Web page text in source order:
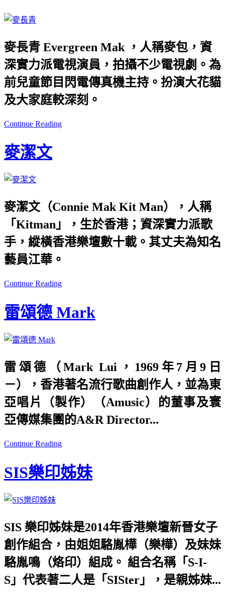
麥長青 Evergreen Mak ，人稱麥包，資
深實力派電視演員，拍攝不少電視劇。為
前兒童節目閃電傳真機主持。扮演大花貓
及大家庭較深刻。
Continue Reading
麥潔文
麥潔文（Connie Mak Kit Man），人稱
「Kitman」，生於香港；資深實力派歌
手，縱橫香港樂壇數十載。其丈夫為知名
藝員江華。
Continue Reading
雷頌德 Mark
雷頌德（Mark Lui，1969年7月9日
－），香港著名流行歌曲創作人，並為東
亞唱片（製作）（Amusic）的董事及寰
亞傳媒集團的A&R Director...
Continue Reading
SIS樂印姊妹
SIS 樂印姊妹是2014年香港樂壇新晉女子
創作組合，由姐姐駱胤樺（樂樺）及妹妹
駱胤鳴（烙印）組成。 組合名稱「S-I-
S」代表著二人是「SISter」，是親姊妹...